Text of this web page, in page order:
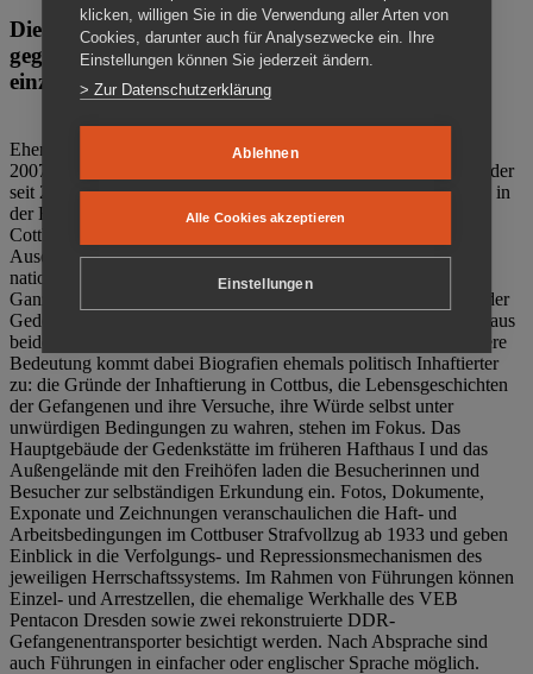
Die Gedenkstätte Zuchthaus Cottbus ist ein Ort
gegen das Vergessen. Anschaulich, nah und
einzigartig.
Ehemalige politische Häftlinge der DDR gründeten im Oktober
2007 den Verein Menschenrechtszentrum Cottbus e. V. (MRZ), der
seit 2011 Eigentümer des ehemaligen Gefängnisses (1860-2002) in
der Bautzener Straße und Träger der Gedenkstätte Zuchthaus
Cottbus ist. Im Zentrum der Arbeit der Gedenkstätte steht die
Auseinandersetzung mit politischem Unrecht während der
nationalsozialistischen Terrorherrschaft und der SED-Diktatur.
Ganzjährig zeigen mehrere Dauer- und Sonderausstellungen in der
Gedenkstätte Zuchthaus Cottbus Beispiele politischen Unrechts aus
beiden deutschen Diktaturen des 20. Jahrhunderts. Eine besondere
Bedeutung kommt dabei Biografien ehemals politisch Inhaftierter
zu: die Gründe der Inhaftierung in Cottbus, die Lebensgeschichten
der Gefangenen und ihre Versuche, ihre Würde selbst unter
unwürdigen Bedingungen zu wahren, stehen im Fokus. Das
Hauptgebäude der Gedenkstätte im früheren Hafthaus I und das
Außengelände mit den Freihöfen laden die Besucherinnen und
Besucher zur selbständigen Erkundung ein. Fotos, Dokumente,
Exponate und Zeichnungen veranschaulichen die Haft- und
Arbeitsbedingungen im Cottbuser Strafvollzug ab 1933 und geben
Einblick in die Verfolgungs- und Repressionsmechanismen des
jeweiligen Herrschaftssystems. Im Rahmen von Führungen können
Einzel- und Arrestzellen, die ehemalige Werkhalle des VEB
Pentacon Dresden sowie zwei rekonstruierte DDR-
Gefangenentransporter besichtigt werden. Nach Absprache sind
auch Führungen in einfacher oder englischer Sprache möglich.
klicken, willigen Sie in die Verwendung aller Arten von
Cookies, darunter auch für Analysezwecke ein. Ihre
Einstellungen können Sie jederzeit ändern.
> Zur Datenschutzerklärung
Ablehnen
Alle Cookies akzeptieren
Einstellungen